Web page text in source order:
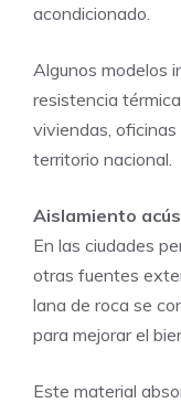
acondicionado.
Algunos modelos
resistencia
viviendas,
territorio nacional.
Aislamiento
En las ciudades
otras fuentes
lana de roca se
para mejorar el
Este material